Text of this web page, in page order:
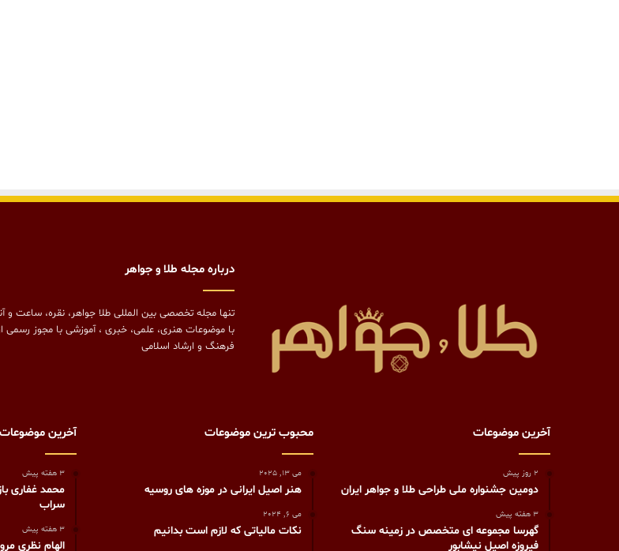
درباره مجله طلا و جواهر
تنها مجله تخصصی بین المللی طلا جواهر، نقره، ساعت و
با موضوعات هنری، علمی، خبری ، آموزشی با مجوز رسمی
فرهنگ و ارشاد اسلامی
آخرین موضوعات
2 روز پیش
دومین جشنواره ملی طراحی طلا و جواهر ایران
3 هفته پیش
گهرسا مجموعه ای متخصص در زمینه سنگ
فیروزه اصیل نیشابور
محبوب ترین موضوعات
می 13, 2025
هنر اصیل ایرانی در موزه های روسیه
می 6, 2024
نکات مالیاتی که لازم است بدانیم
آخرین
3 هفته پیش
محمد غفاری
سراب
3 هفته پیش
الهام نظری